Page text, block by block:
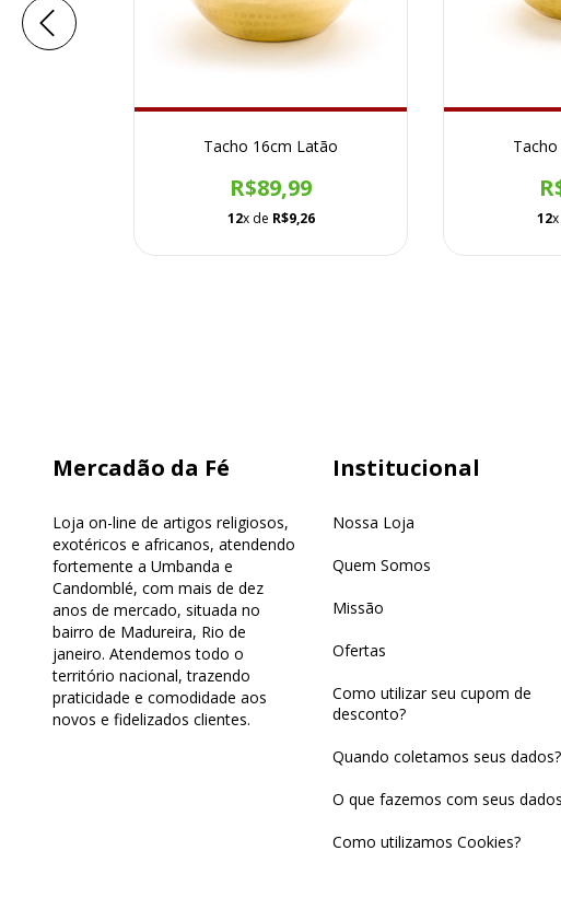
Tacho 16cm Latão
R$89,99
12x de R$9,26 12
Mercadão da Fé
Loja on-line de artigos religiosos,
exotéricos e africanos, atendendo
fortemente a Umbanda e
Candomblé, com mais de dez
anos de mercado, situada no
bairro de Madureira, Rio de
janeiro. Atendemos todo o
território nacional, trazendo
praticidade e comodidade aos
novos e fidelizados clientes.
Institucional
Nossa Loja
Quem Somos
Missão
Ofertas
Como utilizar seu cupom de
desconto?
Quando coletamos seus dados?
O que fazemos com seus
Como utilizamos Cookies?